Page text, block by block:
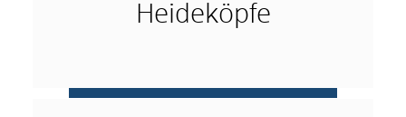
Heideköpfe